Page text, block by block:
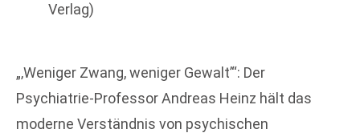
Verlag)
„‚Weniger Zwang, weniger Gewalt’“: Der
Psychiatrie-Professor Andreas Heinz hält das
moderne Verständnis von psychischen